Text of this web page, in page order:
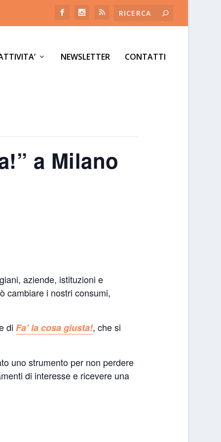
NEWSLETTER CONTATTI
a Milano
aziende, istituzioni e
cambiare i nostri consumi,
di Fa’ la cosa giusta!, che si
uno strumento per non perdere
di interesse e ricevere una